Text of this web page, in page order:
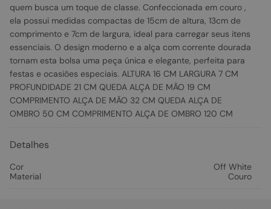
quem busca um toque de classe. Confeccionada em couro ,
ela possui medidas compactas de 15cm de altura, 13cm de
comprimento e 7cm de largura, ideal para carregar seus itens
essenciais. O design moderno e a alça com corrente dourada
tornam esta bolsa uma peça única e elegante, perfeita para
festas e ocasiões especiais. ALTURA 16 CM LARGURA 7 CM
PROFUNDIDADE 21 CM QUEDA ALÇA DE MÃO 19 CM
COMPRIMENTO ALÇA DE MÃO 32 CM QUEDA ALÇA DE
OMBRO 50 CM COMPRIMENTO ALÇA DE OMBRO 120 CM
Detalhes
Cor
Off White
Material
Couro